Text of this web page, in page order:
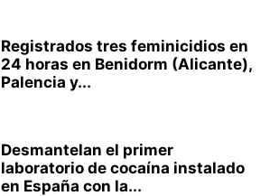
Registrados tres feminicidios en
24 horas en Benidorm (Alicante),
Palencia y...
Desmantelan el primer
laboratorio de cocaína instalado
en España con la...